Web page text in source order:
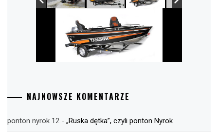
NAJNOWSZE KOMENTARZE
ponton nyrok 12 - „Ruska dętka”, czyli ponton Nyrok